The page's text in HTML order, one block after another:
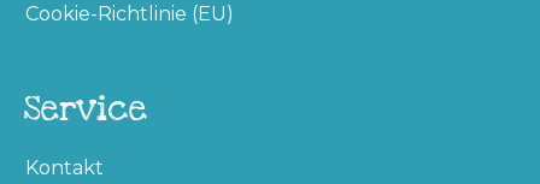
Cookie-Richtlinie (EU)
Service
Kontakt